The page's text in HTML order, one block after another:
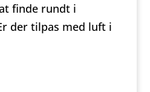
finde rundt i
der tilpas med luft i